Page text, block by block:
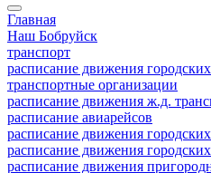
Главная
Наш Бобруйск
транспорт
расписание движения
транспортные организации
расписание движения ж.д.
расписание авиарейсов
расписание движения
расписание движения
расписание движения